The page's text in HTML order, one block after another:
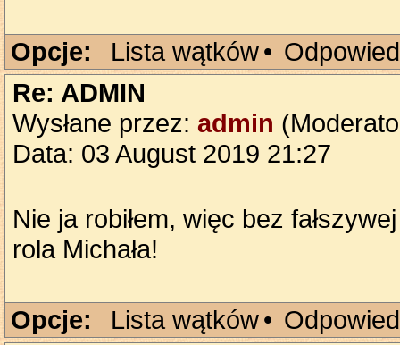
Opcje: Lista wątków•
Re: ADMIN
Wysłane przez: admin
Data: 03 August 2019 21:27
Nie ja robiłem, więc bez
rola Michała!
Opcje: Lista wątków•